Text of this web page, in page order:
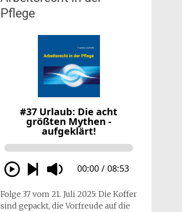
Pflege
Folge 37 vom 21. Juli 2025: Die Koffer
sind gepackt, die Vorfreude auf die